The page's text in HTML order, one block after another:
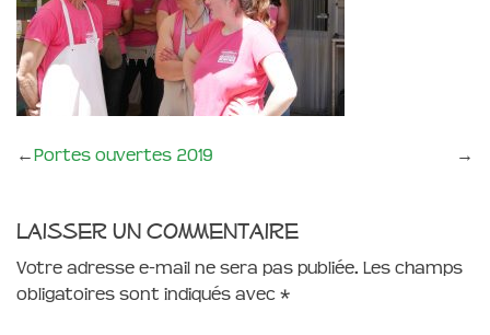
←Portes ouvertes 2019 →
Laisser un commentaire
Votre adresse e-mail ne sera pas publiée. Les champs
obligatoires sont indiqués avec *